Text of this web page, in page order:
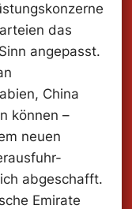
das
angepasst.
China
können –
neuen
abgeschafft.
Emirate